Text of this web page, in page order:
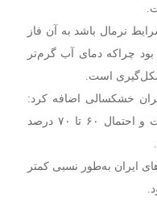
نرمال باشد به آن فاز
چراکه دمای آب گرم‌تر
شکل‌گیری است.
خشکسالی اضافه کرد:
اوج تغییر دمایی در نیمه زمستان است و احتمال ۶۰ تا ۷۰ درصد
ایران به‌طور نسبی کمتر